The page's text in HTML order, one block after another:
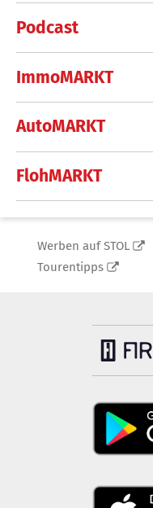
Podcast
ImmoMARKT
AutoMARKT
FlohMARKT
Werben auf STOL
Tourentipps